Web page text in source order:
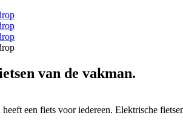
van de vakman.
een fiets voor iedereen. Elektrische